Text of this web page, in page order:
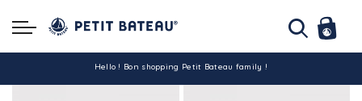
Hello ! Bon shopping Petit Bateau family !